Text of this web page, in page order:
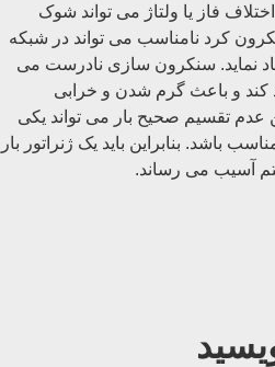
فاز یا ولتاژ می تواند شوک
کرد نامناسب می تواند در شبکه
نماید. سنکرون سازی نادرست می
کند و باعث گرم شدن و خرابی
تقسیم صحیح بار می تواند یکی
باشد. بنابراین باید یک ژنراتور بار
آسیب می رساند.